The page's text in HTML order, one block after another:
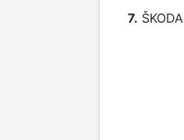
7. ŠKODA